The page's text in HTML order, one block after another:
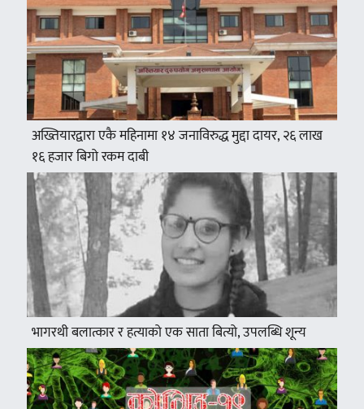
अख्तियारद्वारा एकै महिनामा १४ जनाविरुद्ध मुद्दा दायर, २६ लाख
१६ हजार बिगो रकम दाबी
भागरथी बलात्कार र हत्याको एक साता बित्यो, उपलब्धि शून्य